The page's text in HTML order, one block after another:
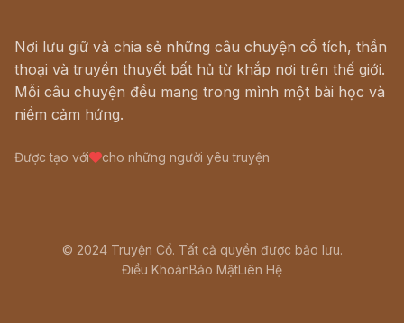
Nơi lưu giữ và chia sẻ những câu chuyện cổ tích, thần
thoại và truyền thuyết bất hủ từ khắp nơi trên thế giới.
Mỗi câu chuyện đều mang trong mình một bài học và
niềm cảm hứng.
Được tạo với cho những người yêu truyện
© 2024 Truyện Cổ. Tất cả quyền được bảo lưu.
Điều KhoảnBảo MậtLiên Hệ